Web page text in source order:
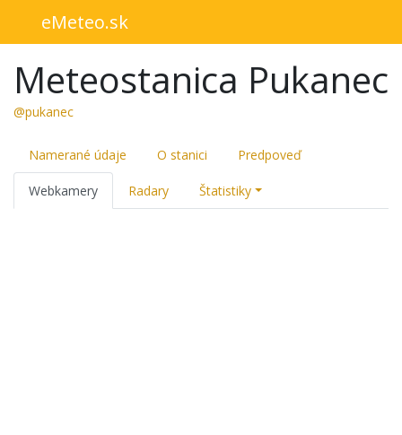
eMeteo.sk
Meteostanica Pukanec
@pukanec
Namerané údaje O stanici Predpoveď
Webkamery Radary Štatistiky